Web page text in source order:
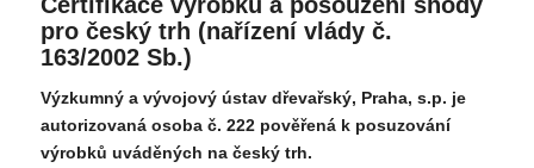
Certifikace výrobků a posouzení shody
pro český trh (nařízení vlády č.
163/2002 Sb.)
Výzkumný a vývojový ústav dřevařský, Praha, s.p. je
autorizovaná osoba č. 222 pověřená k posuzování
výrobků uváděných na český trh.